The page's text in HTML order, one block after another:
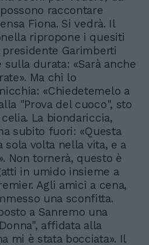
raccontare
Fiona. Si vedrà. Il
ripropone i quesiti
presidente Garimberti
durata: «Sarà anche
Ma chi lo
«Chiedetemelo a
"Prova del cuoco", sto
La biondariccia,
subito fuori: «Questa
sola volta nella vita, e a
Non tornerà, questo è
in umido insieme a
Agli amici a cena,
una sconfitta.
a Sanremo una
affidata alla
mi è stata bocciata». Il